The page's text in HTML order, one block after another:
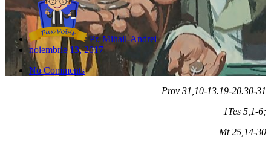
Pr. Mihail-Andrei
noiembrie 13, 2017
No Comments
Prov 31,10-13.19-20.30-31
1Tes 5,1-6;
Mt 25,14-30